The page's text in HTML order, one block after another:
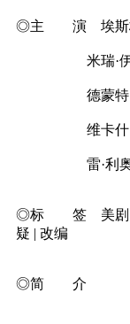
◎主 演 埃斯梅·
米瑞·伊诺
德蒙特·莫罗
维卡什·拜
雷·利奥塔
◎标 签 美剧 | 动
疑 | 改编
◎简 介